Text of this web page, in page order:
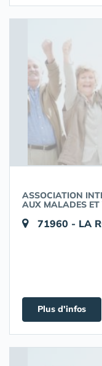
ASSOCIATION
AUX MALADES ET
71960 - LA
Plus d'infos